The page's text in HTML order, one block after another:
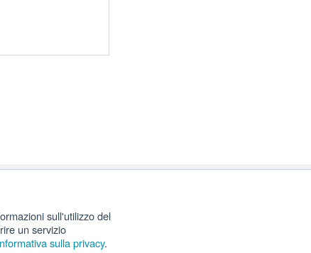
sull'utilizzo del
un servizio
sulla privacy.